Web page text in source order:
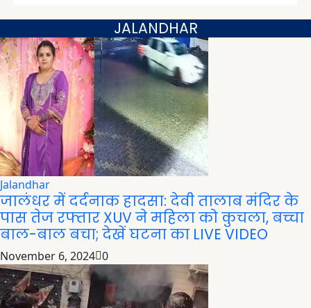
JALANDHAR
Jalandhar
जालंधर में दर्दनाक हादसा: देवी तालाब मंदिर के
पास तेज रफ्तार XUV ने महिला को कुचला, बच्चा
बाल-बाल बचा; देखें घटना का LIVE VIDEO
November 6, 2024 0